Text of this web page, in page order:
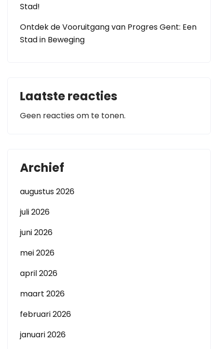
Stad!
Ontdek de Vooruitgang van Progres Gent: Een
Stad in Beweging
Laatste reacties
Geen reacties om te tonen.
Archief
augustus 2026
juli 2026
juni 2026
mei 2026
april 2026
maart 2026
februari 2026
januari 2026